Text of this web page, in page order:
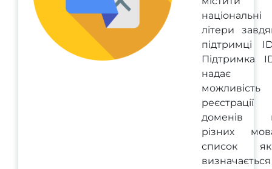
національні
літери
підтримці
Підтримка
надає
можливість
реєстрації
доменів
різних
список
визначається